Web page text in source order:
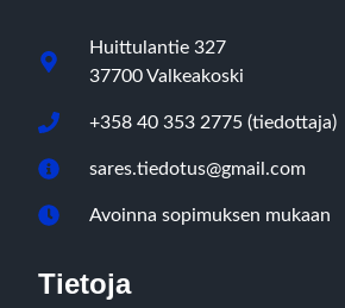
Huittulantie 327
37700 Valkeakoski
+358 40 353 2775 (tiedottaja)
sares.tiedotus@gmail.com
Avoinna sopimuksen mukaan
Tietoja